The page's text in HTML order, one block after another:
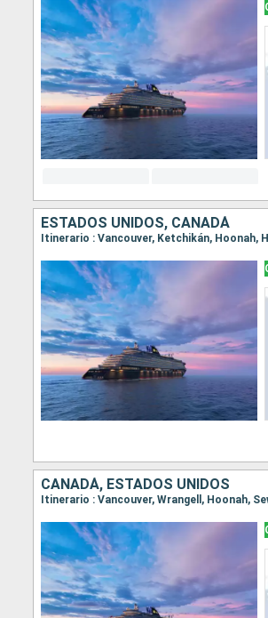
ESTADOS UNIDOS, CANADÁ
CANADÁ, ESTADOS UNIDOS
Itinerario : Vancouver, Wrangell, Hoonah,